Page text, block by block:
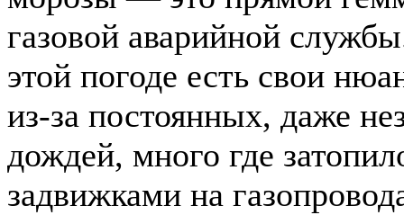
газовой аварийной
этой погоде есть свои
из-за постоянных, даже
дождей, много где
задвижками на